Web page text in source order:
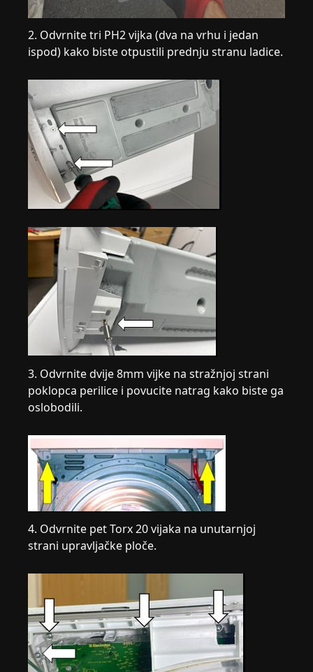
2. Odvrnite tri PH2 vijka (dva na vrhu i jedan
ispod) kako biste otpustili prednju stranu ladice.
3. Odvrnite dvije 8mm vijke na stražnjoj strani
poklopca perilice i povucite natrag kako biste ga
oslobodili.
4. Odvrnite pet Torx 20 vijaka na unutarnjoj
strani upravljačke ploče.